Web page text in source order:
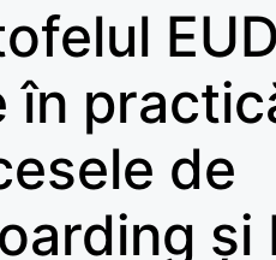
în
de
și